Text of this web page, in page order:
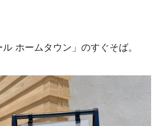
ホームタウン」のすぐそば。